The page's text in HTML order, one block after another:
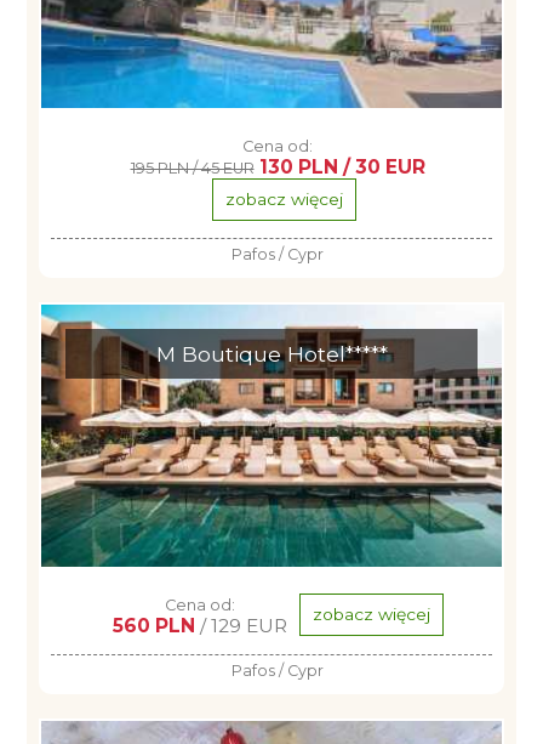
Cena od:
195 PLN / 45 EUR 130 PLN / 30 EUR
zobacz więcej
Pafos / Cypr
M Boutique Hotel*****
Cena od:
560 PLN / 129 EUR zobacz więcej
Pafos / Cypr